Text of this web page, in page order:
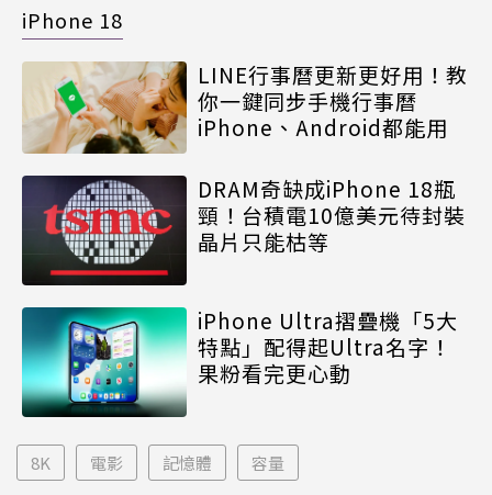
iPhone 18
LINE行事曆更新更好用！教
你一鍵同步手機行事曆
iPhone、Android都能用
DRAM奇缺成iPhone 18瓶
頸！台積電10億美元待封裝
晶片只能枯等
iPhone Ultra摺疊機「5大
特點」配得起Ultra名字！
果粉看完更心動
8K 電影 記憶體 容量